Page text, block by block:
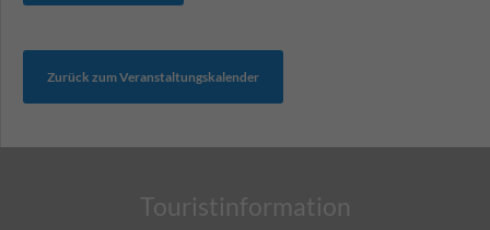
Zurück zum Veranstaltungskalender
Touristinformation